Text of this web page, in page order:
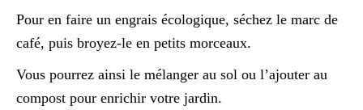
Pour en faire un engrais écologique, séchez le marc de
café, puis broyez-le en petits morceaux.
Vous pourrez ainsi le mélanger au sol ou l’ajouter au
compost pour enrichir votre jardin.